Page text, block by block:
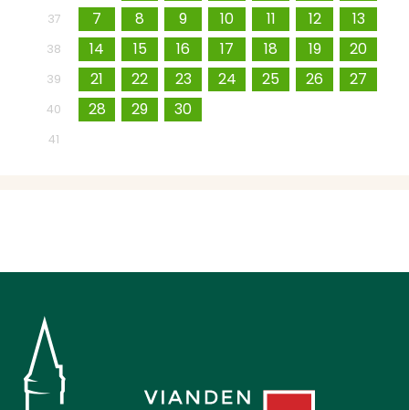
37 7 8 9 10 11 12 13
38 14 15 16 17 18 19 20
39 21 22 23 24 25 26 27
40 28 29 30
41